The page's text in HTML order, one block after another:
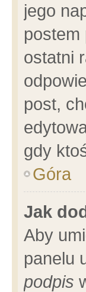
jego
postem
ostatni
post,
gdy
Góra
Jak
Aby
panelu
podpis